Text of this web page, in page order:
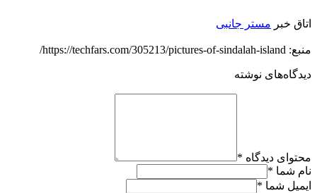
اتاق خبر مستر جانبی
منبع: https://techfars.com/305213/pictures-of-sindalah-island/
دیدگاه‌های نوشته
محتوای دیدگاه *
نام شما *
ایمیل شما *